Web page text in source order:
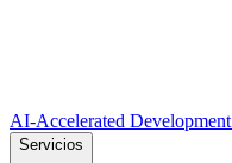
AI-Accelerated Development
Servicios